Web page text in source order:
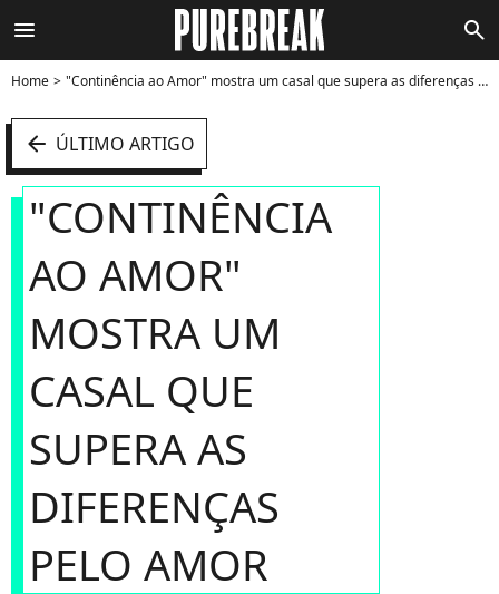
menu search
Home "Continência ao Amor" mostra um casal que supera as diferenças pelo amor - Foto
arrow_left ÚLTIMO ARTIGO
"CONTINÊNCIA
AO AMOR"
MOSTRA UM
CASAL QUE
SUPERA AS
DIFERENÇAS
PELO AMOR